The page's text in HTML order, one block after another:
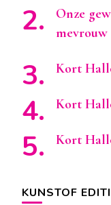
Onze
mevrouw
Kort
Kort
Kort
KUNSTOF